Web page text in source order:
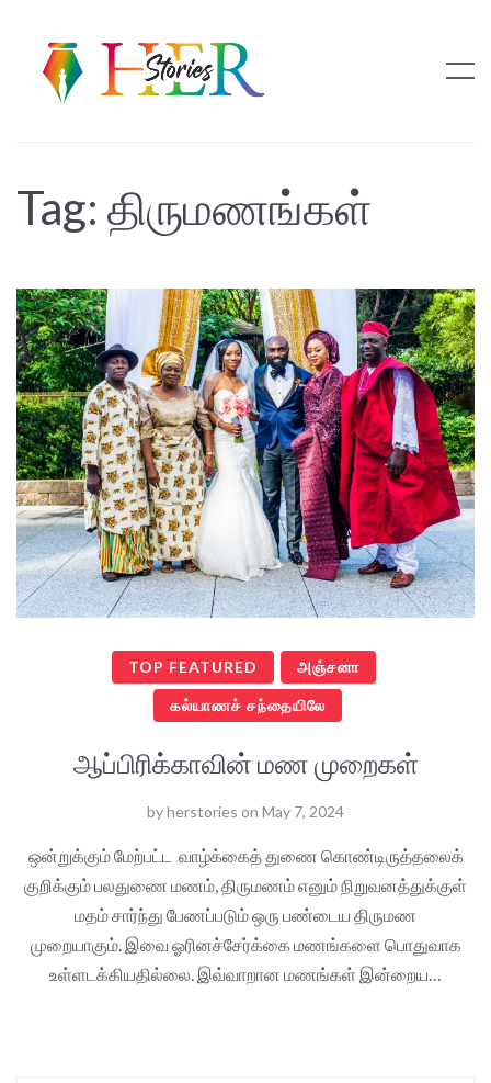
Tag: திருமணங்கள்
TOP FEATURED அஞ்சனா
கல்யாணச் சந்தையிலே
ஆப்பிரிக்காவின் மண முறைகள்
byherstories on May 7, 2024
ஒன்றுக்கும் மேற்பட்ட வாழ்க்கைத் துணை கொண்டிருத்தலைக்
குறிக்கும் பலதுணை மணம், திருமணம் எனும் நிறுவனத்துக்குள்
மதம் சார்ந்து பேணப்படும் ஒரு பண்டைய திருமண
முறையாகும். இவை ஓரினச்சேர்க்கை மணங்களை பொதுவாக
உள்ளடக்கியதில்லை. இவ்வாறான மணங்கள் இன்றைய…